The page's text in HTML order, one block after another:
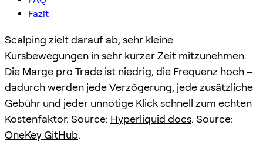
Fazit
Scalping zielt darauf ab, sehr kleine
Kursbewegungen in sehr kurzer Zeit mitzunehmen.
Die Marge pro Trade ist niedrig, die Frequenz hoch –
dadurch werden jede Verzögerung, jede zusätzliche
Gebühr und jeder unnötige Klick schnell zum echten
Kostenfaktor. Source: Hyperliquid docs. Source:
OneKey GitHub.